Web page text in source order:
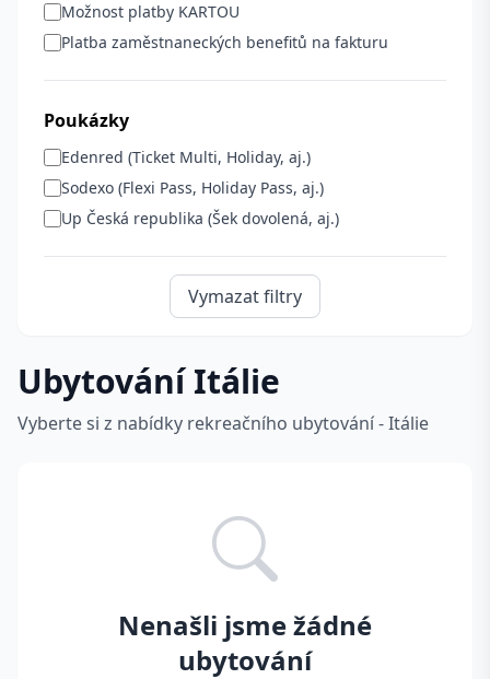
Možnost platby KARTOU
Platba zaměstnaneckých benefitů na fakturu
Poukázky
Edenred (Ticket Multi, Holiday, aj.)
Sodexo (Flexi Pass, Holiday Pass, aj.)
Up Česká republika (Šek dovolená, aj.)
Vymazat filtry
Ubytování Itálie
Vyberte si z nabídky rekreačního ubytování - Itálie
Nenašli jsme žádné
ubytování